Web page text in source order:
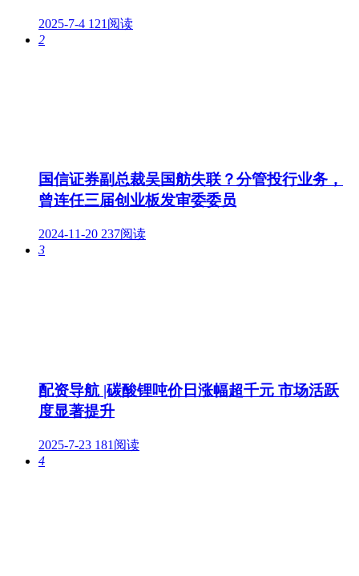
2025-7-4 121阅读
2
国信证券副总裁吴国舫失联？分管投行业务，
曾连任三届创业板发审委委员
2024-11-20 237阅读
3
配资导航 |碳酸锂吨价日涨幅超千元 市场活跃
度显著提升
2025-7-23 181阅读
4